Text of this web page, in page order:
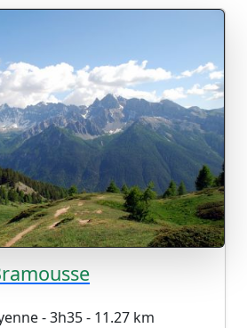
- 3h35 - 11.27 km